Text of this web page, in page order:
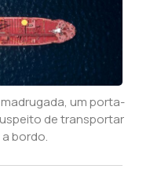
um porta-
de transportar
bordo.